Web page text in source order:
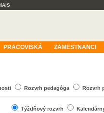
PRACOVISKÁ ZAMESTNANCI
Rozvrh pedagóga Rozvrh
Týždňový rozvrh